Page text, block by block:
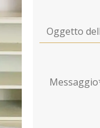
Messaggio